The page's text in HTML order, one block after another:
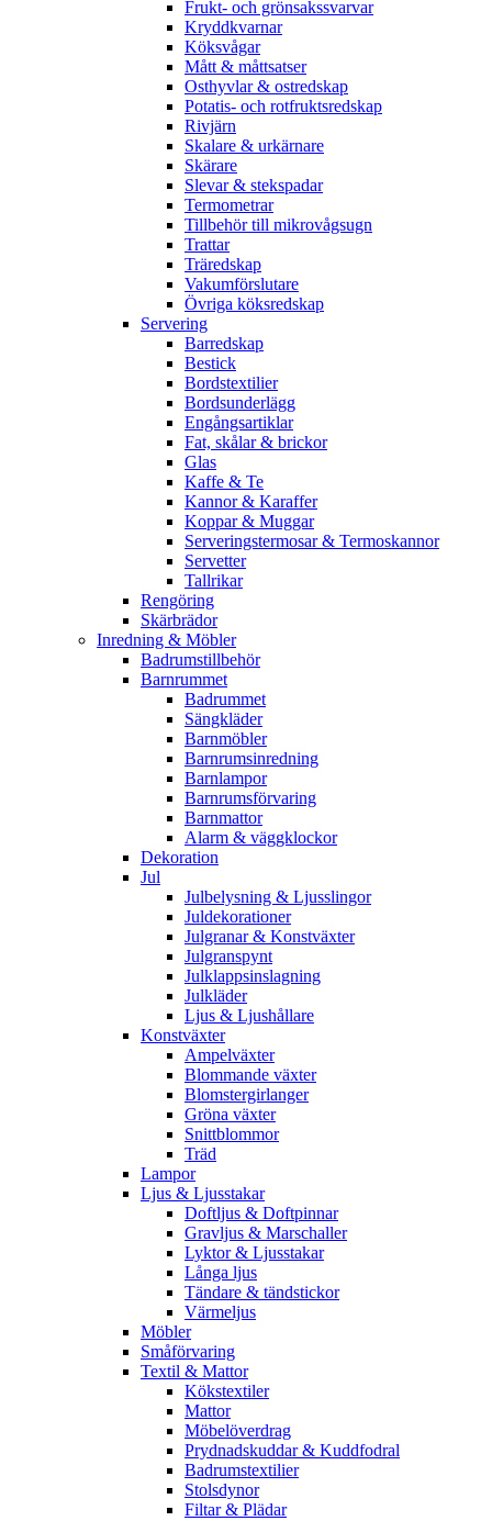
Frukt- och grönsakssvarvar
Kryddkvarnar
Köksvågar
Mått & måttsatser
Osthyvlar & ostredskap
Potatis- och rotfruktsredskap
Rivjärn
Skalare & urkärnare
Skärare
Slevar & stekspadar
Termometrar
Tillbehör till mikrovågsugn
Trattar
Träredskap
Vakumförslutare
Övriga köksredskap
Servering
Barredskap
Bestick
Bordstextilier
Bordsunderlägg
Engångsartiklar
Fat, skålar & brickor
Glas
Kaffe & Te
Kannor & Karaffer
Koppar & Muggar
Serveringstermosar & Termoskannor
Servetter
Tallrikar
Rengöring
Skärbrädor
Inredning & Möbler
Badrumstillbehör
Barnrummet
Badrummet
Sängkläder
Barnmöbler
Barnrumsinredning
Barnlampor
Barnrumsförvaring
Barnmattor
Alarm & väggklockor
Dekoration
Jul
Julbelysning & Ljusslingor
Juldekorationer
Julgranar & Konstväxter
Julgranspynt
Julklappsinslagning
Julkläder
Ljus & Ljushållare
Konstväxter
Ampelväxter
Blommande växter
Blomstergirlanger
Gröna växter
Snittblommor
Träd
Lampor
Ljus & Ljusstakar
Doftljus & Doftpinnar
Gravljus & Marschaller
Lyktor & Ljusstakar
Långa ljus
Tändare & tändstickor
Värmeljus
Möbler
Småförvaring
Textil & Mattor
Kökstextiler
Mattor
Möbelöverdrag
Prydnadskuddar & Kuddfodral
Badrumstextilier
Stolsdynor
Filtar & Plädar